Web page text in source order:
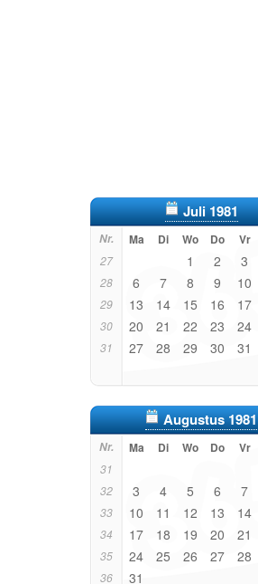
Juli 1981
Nr. Ma Di Wo Do Vr
27 1 2 3
28 6 7 8 9 10
29 13 14 15 16 17
30 20 21 22 23 24
31 27 28 29 30 31
Augustus 1981
Nr. Ma Di Wo Do Vr
31
32 3 4 5 6 7
33 10 11 12 13 14
34 17 18 19 20 21
35 24 25 26 27 28
36 31